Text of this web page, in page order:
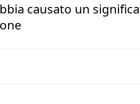
causato un